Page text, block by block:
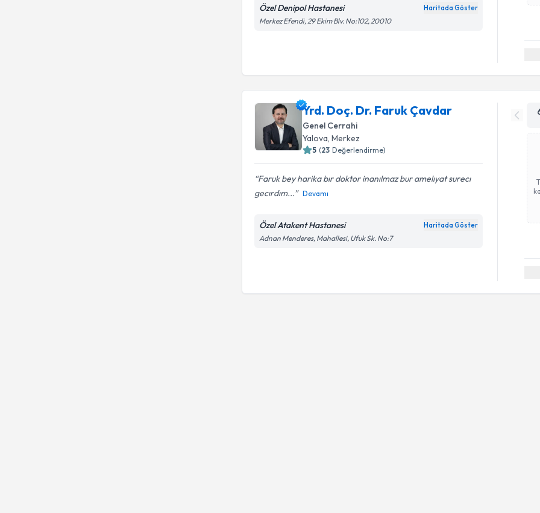
Özel Denipol Hastanesi Haritada Göster
Merkez Efendi, 29 Ekim Blv. No:102, 20010
Yrd. Doç. Dr. Faruk Çavdar
Genel Cerrahi
Yalova, Merkez
5 (23 Değerlendirme)
Faruk bey harika bır doktor inanılmaz bur amelıyat surecı
gecırdım...
Devamı
Özel Atakent Hastanesi Haritada Göster
Adnan Menderes, Mahallesi, Ufuk Sk. No:7